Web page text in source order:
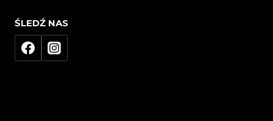
ŚLEDŹ NAS